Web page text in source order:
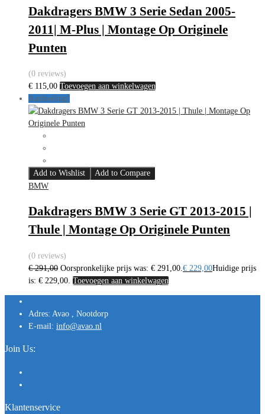
Dakdragers BMW 3 Serie Sedan 2005-
2011| M-Plus | Montage Op Originele
Punten
(0 reviews)
€ 115,00 Toevoegen aan winkelwagen
Aanbieding!
Add to Wishlist
Add to Compare
BMW
Dakdragers BMW 3 Serie GT 2013-2015 |
Thule | Montage Op Originele Punten
(0 reviews)
€291,00 Oorspronkelijke prijs was: € 291,00. € 229,00Huidige prijs
is: € 229,00. Toevoegen aan winkelwagen
Adres: Avao , Nootdorp
E-mail: info@avao.nl
Join Us:
Klantenservice